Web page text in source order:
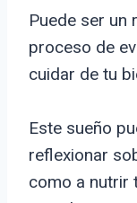
Puede ser un
proceso de
cuidar de tu
Este sueño
reflexionar
como a nutrir